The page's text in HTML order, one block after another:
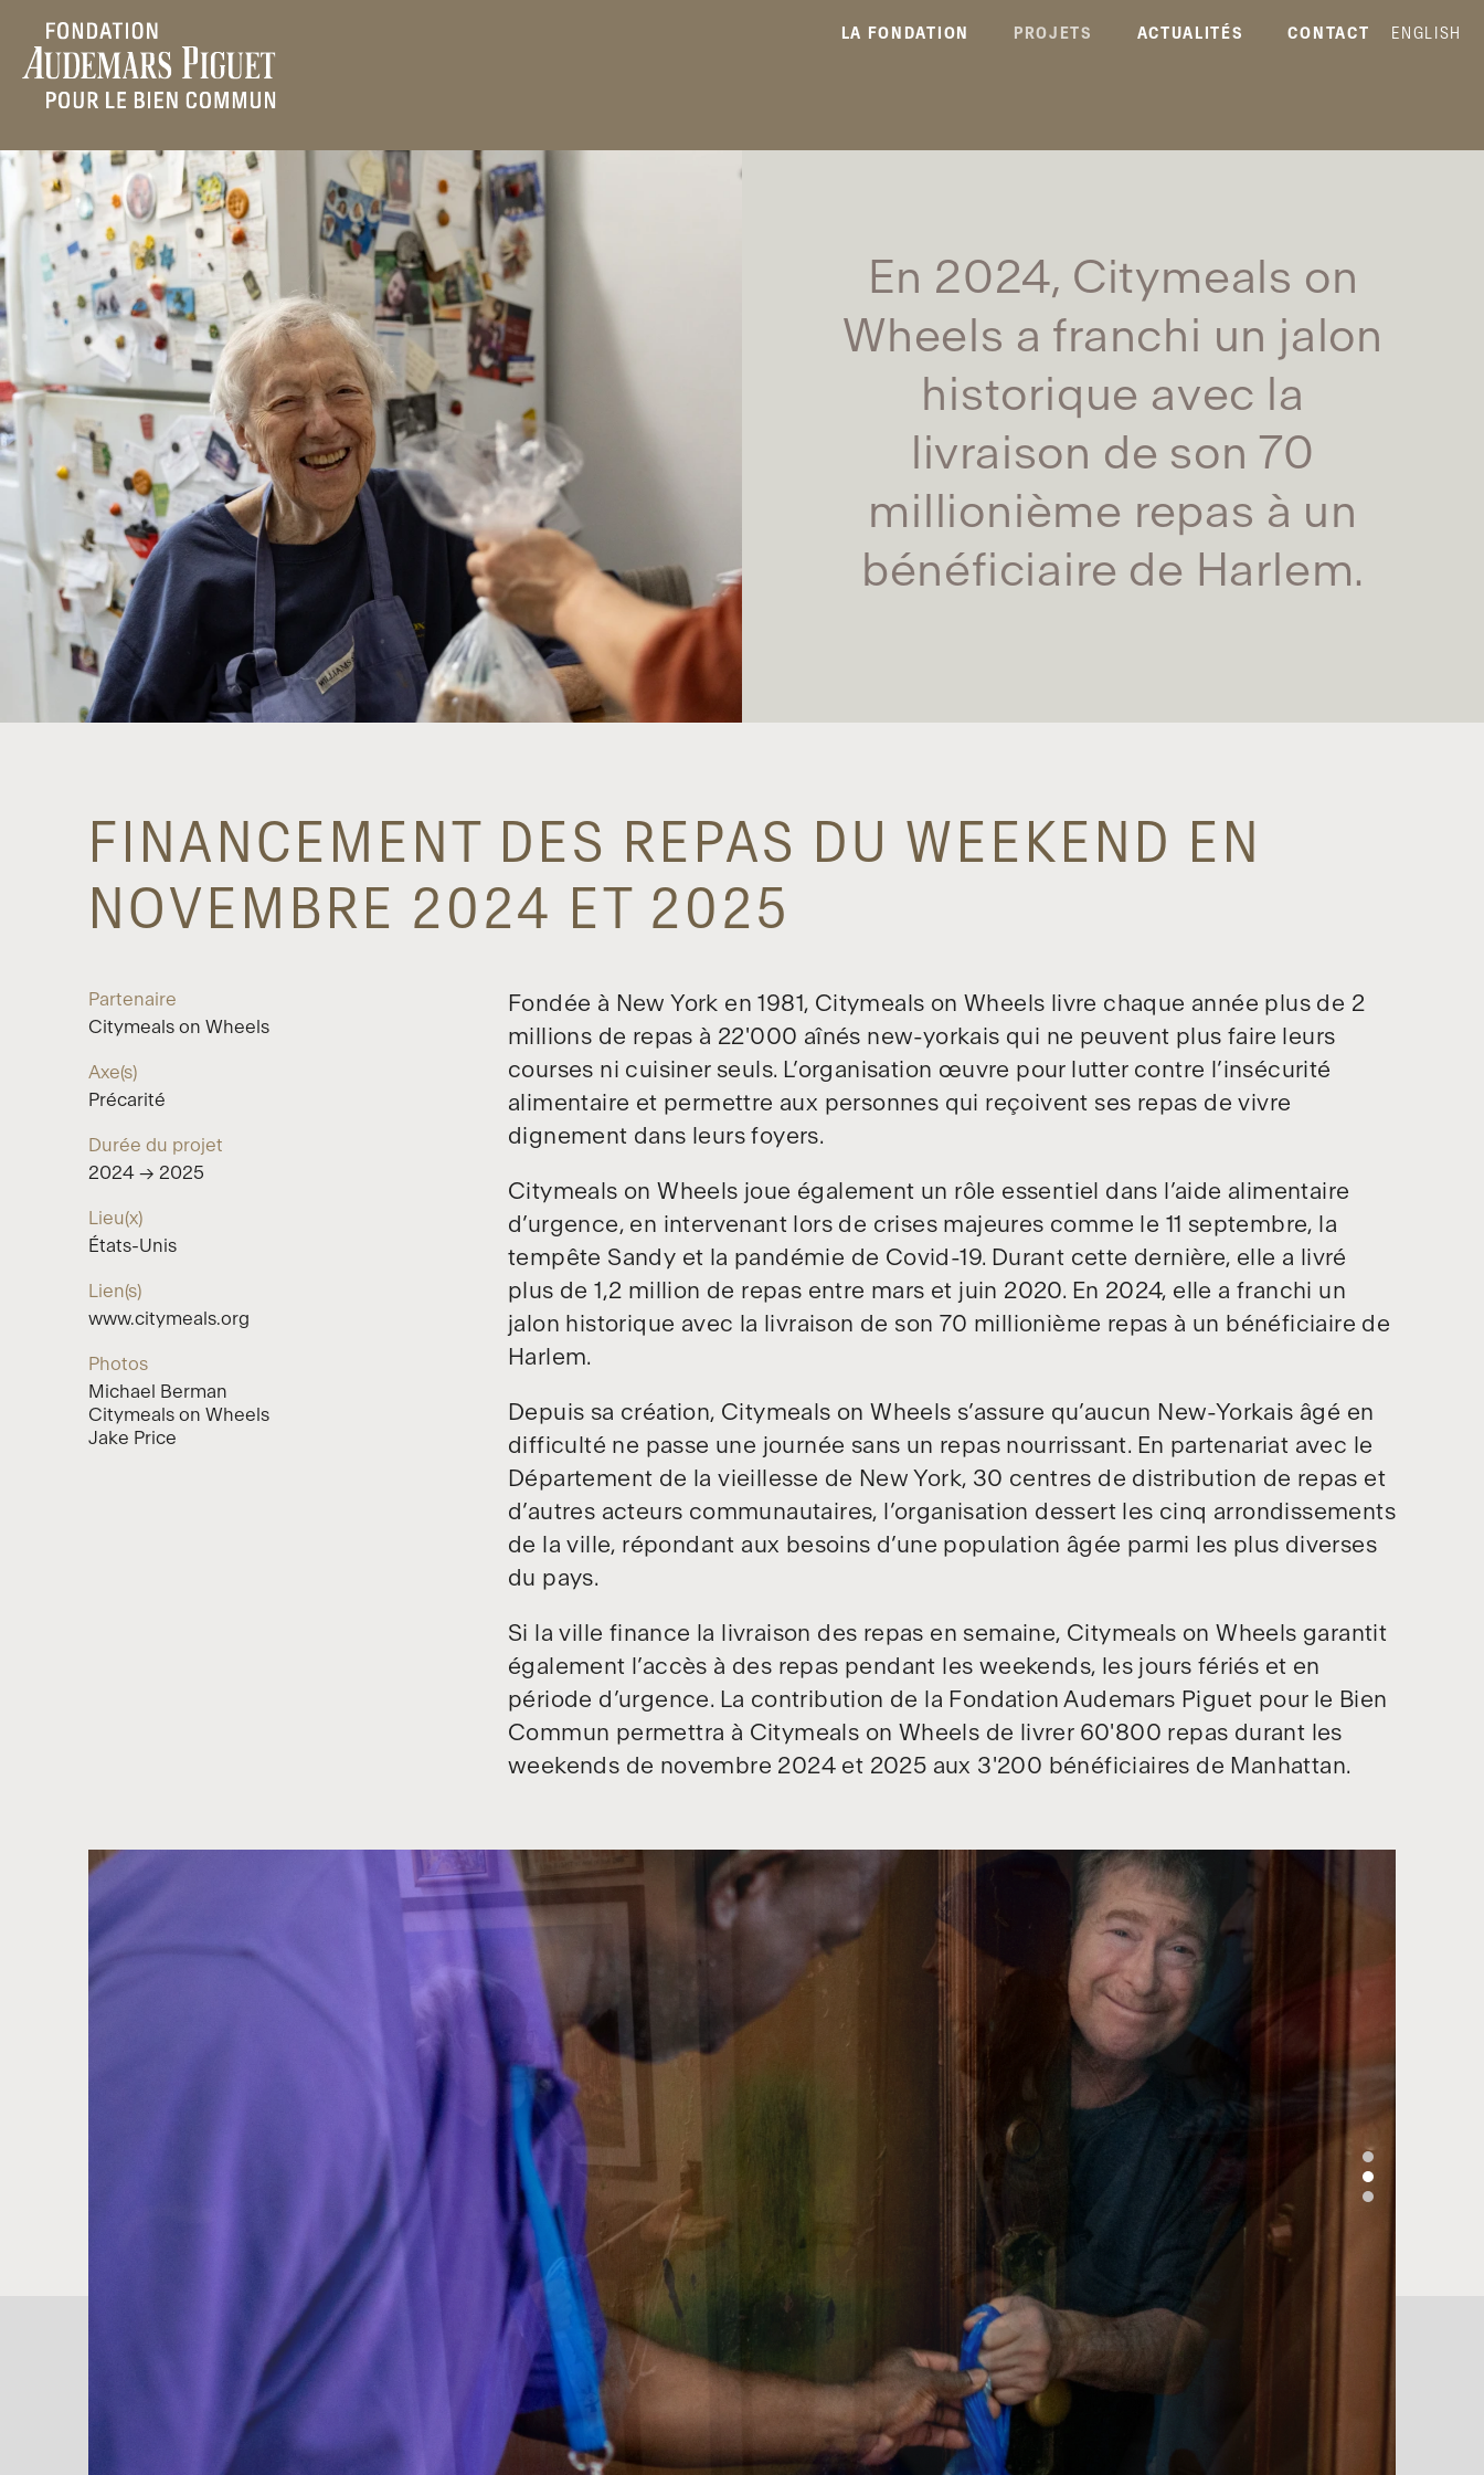
LA FONDATION PROJETS ACTUALITÉS CONTACT ENGLISH
En 2024, Citymeals on
Wheels a franchi un jalon
historique avec la
livraison de son 70
millionième repas à un
bénéficiaire de Harlem.
FINANCEMENT DES REPAS DU WEEKEND EN
NOVEMBRE 2024 ET 2025
Partenaire
Citymeals on Wheels
Axe(s)
Précarité
Durée du projet
2024 → 2025
Lieu(x)
États-Unis
Lien(s)
www.citymeals.org
Photos
Michael Berman
Citymeals on Wheels
Jake Price
Fondée à New York en 1981, Citymeals on Wheels livre chaque année plus de 2
millions de repas à 22'000 aînés new-yorkais qui ne peuvent plus faire leurs
courses ni cuisiner seuls. L’organisation œuvre pour lutter contre l’insécurité
alimentaire et permettre aux personnes qui reçoivent ses repas de vivre
dignement dans leurs foyers.
Citymeals on Wheels joue également un rôle essentiel dans l’aide alimentaire
d’urgence, en intervenant lors de crises majeures comme le 11 septembre, la
tempête Sandy et la pandémie de Covid-19. Durant cette dernière, elle a livré
plus de 1,2 million de repas entre mars et juin 2020. En 2024, elle a franchi un
jalon historique avec la livraison de son 70 millionième repas à un bénéficiaire de
Harlem.
Depuis sa création, Citymeals on Wheels s’assure qu’aucun New-Yorkais âgé en
difficulté ne passe une journée sans un repas nourrissant. En partenariat avec le
Département de la vieillesse de New York, 30 centres de distribution de repas et
d’autres acteurs communautaires, l’organisation dessert les cinq arrondissements
de la ville, répondant aux besoins d’une population âgée parmi les plus diverses
du pays.
Si la ville finance la livraison des repas en semaine, Citymeals on Wheels garantit
également l’accès à des repas pendant les weekends, les jours fériés et en
période d’urgence. La contribution de la Fondation Audemars Piguet pour le Bien
Commun permettra à Citymeals on Wheels de livrer 60'800 repas durant les
weekends de novembre 2024 et 2025 aux 3'200 bénéficiaires de Manhattan.